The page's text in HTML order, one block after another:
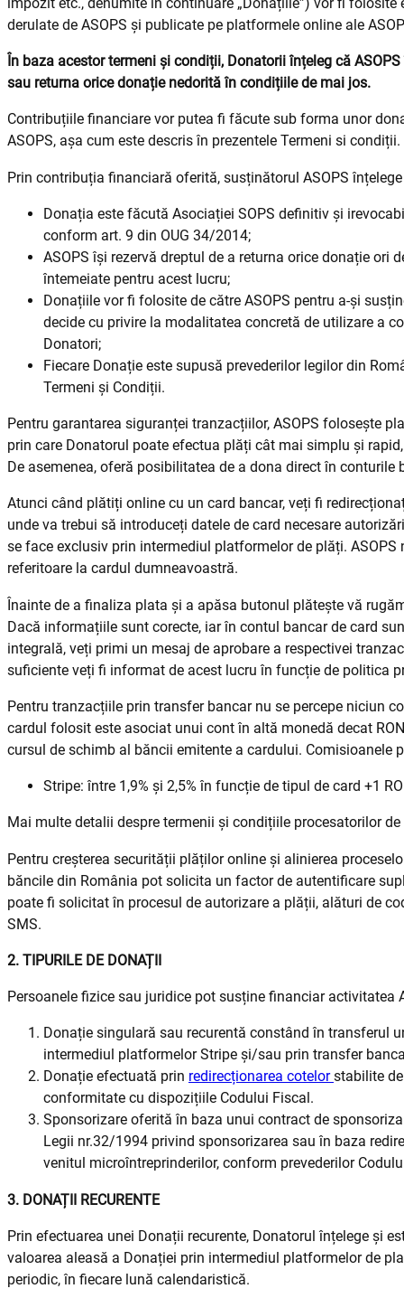
derulate de ASOPS și publicate pe platformele online ale
În baza acestor termeni și condiții, Donatorii înțeleg că
sau returna orice donație nedorită în condițiile de mai jos.
Contribuțiile financiare vor putea fi făcute sub forma unor
ASOPS, așa cum este descris în prezentele Termeni si condiții.
Prin contribuția financiară oferită, susținătorul ASOPS
Donația este făcută Asociației SOPS definitiv și
conform art. 9 din OUG 34/2014;
ASOPS își rezervă dreptul de a returna orice donație ori
întemeiate pentru acest lucru;
Donațiile vor fi folosite de către ASOPS pentru a-și
decide cu privire la modalitatea concretă de utilizare a
Donatori;
Fiecare Donație este supusă prevederilor legilor din
Termeni și Condiții.
Pentru garantarea siguranței tranzacțiilor, ASOPS folosește
prin care Donatorul poate efectua plăți cât mai simplu și
De asemenea, oferă posibilitatea de a dona direct în conturile
Atunci când plătiți online cu un card bancar, veți fi
unde va trebui să introduceți datele de card necesare
se face exclusiv prin intermediul platformelor de plăți.
referitoare la cardul dumneavoastră.
Înainte de a finaliza plata și a apăsa butonul plătește vă
Dacă informațiile sunt corecte, iar în contul bancar de card
integrală, veți primi un mesaj de aprobare a respectivei
suficiente veți fi informat de acest lucru în funcție de politica
Pentru tranzacțiile prin transfer bancar nu se percepe niciun
cardul folosit este asociat unui cont în altă monedă decat
cursul de schimb al băncii emitente a cardului. Comisioanele
Stripe: între 1,9% și 2,5% în funcție de tipul de card +1
Mai multe detalii despre termenii și condițiile procesatorilor
Pentru creșterea securității plăților online și alinierea
băncile din România pot solicita un factor de autentificare
poate fi solicitat în procesul de autorizare a plății, alături de
SMS.
2. TIPURILE DE DONAȚII
Persoanele fizice sau juridice pot susține financiar activitatea
Donație singulară sau recurentă constând în transferul
intermediul platformelor Stripe și/sau prin transfer
Donație efectuată prin redirecționarea cotelorstabilite
conformitate cu dispozițiile Codului Fiscal.
Sponsorizare oferită în baza unui contract de
Legii nr.32/1994 privind sponsorizarea sau în baza
venitul microîntreprinderilor, conform prevederilor
3. DONAȚII RECURENTE
Prin efectuarea unei Donații recurente, Donatorul înțelege și
valoarea aleasă a Donației prin intermediul platformelor de
periodic, în fiecare lună calendaristică.